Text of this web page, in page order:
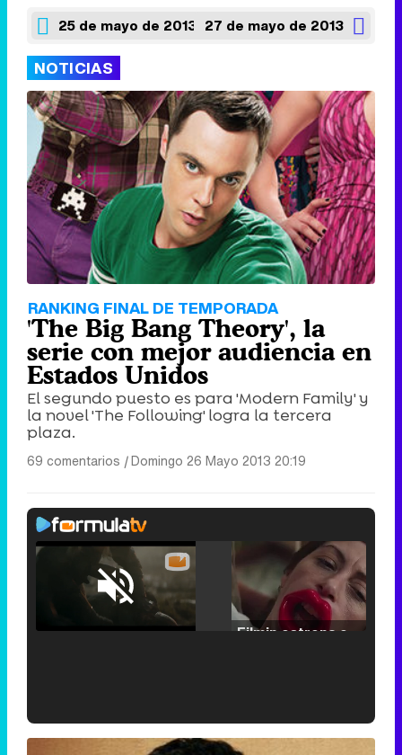
25 de mayo de 2013 27 de mayo de 2013
NOTICIAS
RANKING FINAL DE TEMPORADA
'The Big Bang Theory', la
serie con mejor audiencia en
Estados Unidos
El segundo puesto es para 'Modern Family' y
la novel 'The Following' logra la tercera
plaza.
69 comentarios |Domingo 26 Mayo 2013 20:19
Unmute /
Loaded:
25.30%
'120 Minutos' celebra sus 2.000 programas en Telemadrid con un vídeo del día a día en la redacción